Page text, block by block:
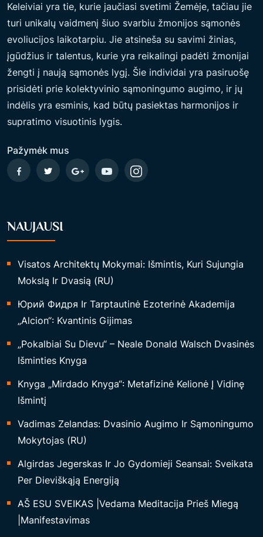
Keleiviai yra tie, kurie jaučiasi svetimi Žemėje, tačiau jie
turi unikalų vaidmenį šiuo svarbiu žmonijos sąmonės
evoliucijos laikotarpiu. Jie atsineša su savimi žinias,
įgūdžius ir talentus, kurie yra reikalingi padėti žmonijai
žengti į naują sąmonės lygį. Šie individai yra pasiruošę
prisidėti prie kolektyvinio sąmoningumo augimo, ir jų
indėlis yra esminis, kad būtų pasiektas harmonijos ir
supratimo visuotinis lygis.
Pažymėk mus
NAUJAUSI
Visatos Architektų Mokymai: Išmintis, Kuri Sujungia
Mokslą Ir Dvasią (RU)
Юрий Фидря Ir Tarptautinė Ezoterinė Akademija
„Alcion“: Kvantinis Gijimas
„Pokalbiai Su Dievu“ – Neale Donald Walsch Dvasinės
Išminties Knyga
Knyga „Mirdado Knyga“: Metafizinė Kelionė Į Vidinę
Išmintį
Vadimas Zelandas: Dvasinio Augimo Ir Sąmoningumo
Mokytojas (RU)
Algirdas Jegerskas Ir Jo Gydomieji Seansai: Sveikata
Per Dieviškąją Energiją
AŠ ESU SVEIKAS |Vedama Meditacija Prieš Miegą
|Manifestavimas